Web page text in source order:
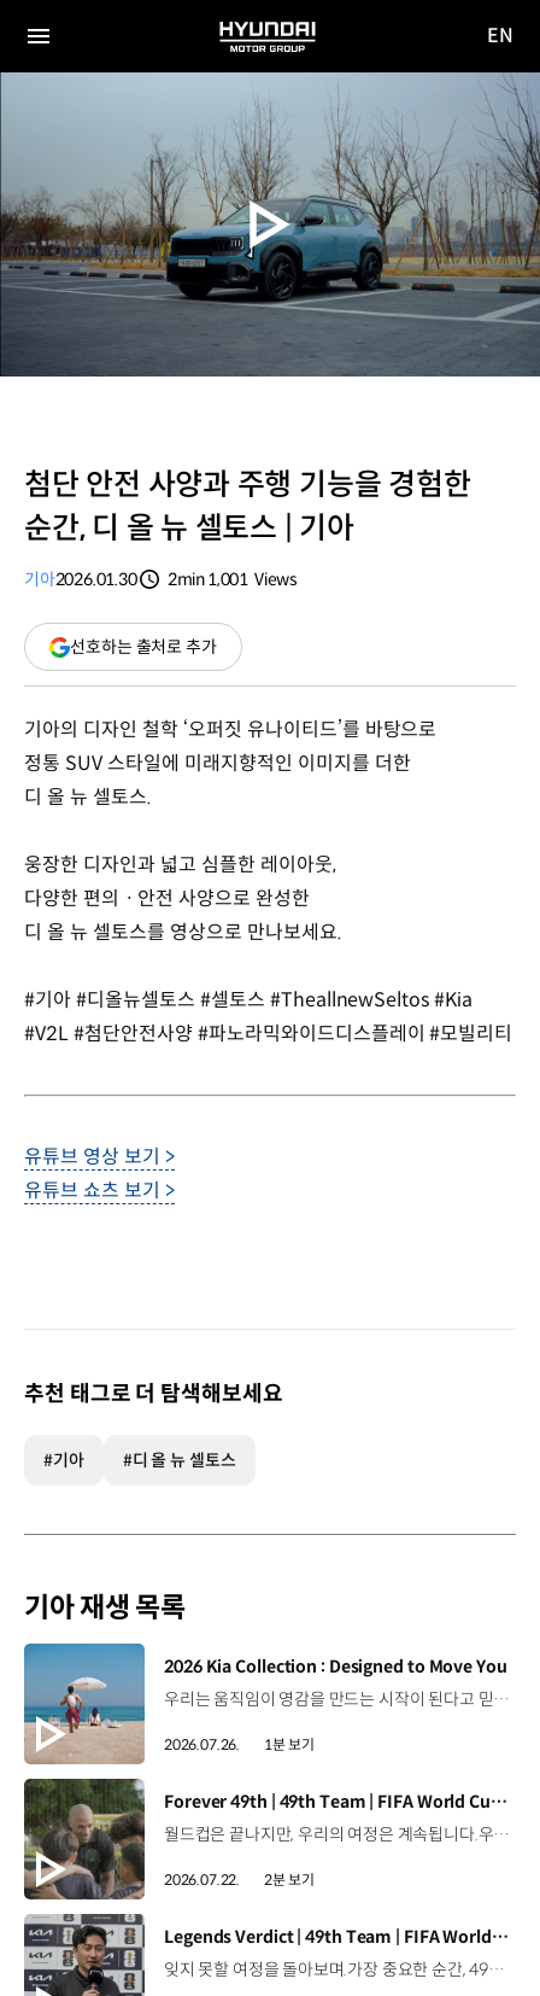
전체
HYUNDAI
MOTOR
GROUP
사이
이동
EN
첨단 안전 사양과 주행 기능을 경험한
순간, 디 올 뉴 셀토스 | 기아
기아2026.01.30
2min1,001 Views
선호하는 출처로 추가(새
창
기아의 디자인 철학 ‘오퍼짓 유나이티드’를 바탕으로
정통 SUV 스타일에 미래지향적인 이미지를 더한
디 올 뉴 셀토스.
웅장한 디자인과 넓고 심플한 레이아웃,
다양한 편의ㆍ안전 사양으로 완성한
디 올 뉴 셀토스를 영상으로 만나보세요.
#기아 #디올뉴셀토스 #셀토스 #TheallnewSeltos #Kia
#V2L #첨단안전사양 #파노라믹와이드디스플레이 #모빌리티
유튜브 영상 보기 >
유튜브 쇼츠 보기 >
추천 태그로 더 탐색해보세요
#기아 #디 올 뉴 셀토스
기아 재생 목록
[동영상]
2026 Kia Collection : Designed to Move You
우리는 움직임이 영감을 만드는 시작이 된다고 믿습니다. 기아만의 Movement로 당신의 일상에 영감을 더해줄 2026 Kia Collection을 만나보세요. Designed to move you. Kia Collection 자세히 보기 ▶ #Kia #기아 #KiaCollection #기아컬렉션 #Designedtomoveyou #lifestyle
2026.07.26. 1분 보기
[동영상]
Forever 49th | 49th Team | FIFA World Cup 2026™
월드컵은 끝나지만, 우리의 여정은 계속됩니다.우리는 영원한 49번째 팀입니다. 자세히 보기 ▶ #Kia #InspirationConnectsUsAll #49thTeam #OMBC #FIFAWorldCup2026 유튜브 쇼츠 보기 >
2026.07.22. 2분 보기
[동영상]
Legends Verdict | 49th Team | FIFA World Cup 2026™
잊지 못할 여정을 돌아보며.가장 중요한 순간, 49번째 팀이 공을 건네며 완벽하게 임무를 해낸 그 순간을 함께 돌아봅니다. 자세히 보기 ▶ #Kia #InspirationConnectsUsAll #49thTeam #OMBC #FIFAWorldCup2026 유튜브 쇼츠 보기 >